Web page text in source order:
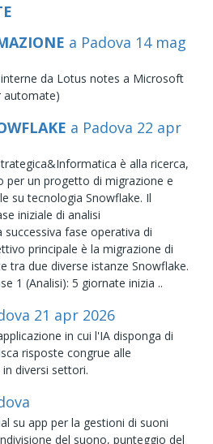
a Padova 14 mag
da Lotus notes a Microsoft
automate)
a Padova 22 apr
è alla ricerca,
per un progetto di migrazione e
su tecnologia Snowflake. Il
iniziale di analisi
fase operativa di
principale è la migrazione di
tra due diverse istanze Snowflake.
1 (Analisi): 5 giornate inizia ..
21 apr 2026
in cui l'IA disponga di
risposte congrue alle
diversi settori.
su app per la gestioni di suoni
del suono, punteggio del